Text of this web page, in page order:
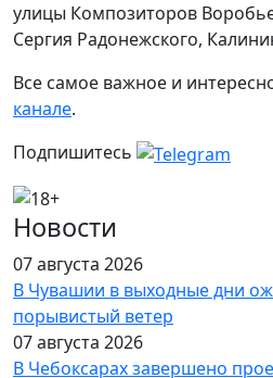
улицы Композиторов
Сергия Радонежского,
Все самое важное и
канале.
Подпишитесь
Новости
07 августа 2026
В Чувашии в выходные дни
порывистый ветер
07 августа 2026
В Чебоксарах завершено